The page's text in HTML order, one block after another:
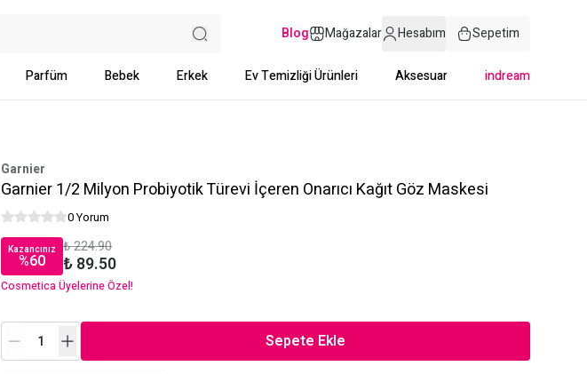
Blog Mağazalar Hesabım Sepetim
Parfüm Bebek Erkek Ev Temizliği Ürünleri Aksesuar indream
Garnier
Garnier 1/2 Milyon Probiyotik Türevi İçeren Onarıcı Kağıt Göz Maskesi
0 Yorum
Kazancınız
%60
₺ 224.90
₺ 89.50
Cosmetica Üyelerine Özel!
Sepete Ekle